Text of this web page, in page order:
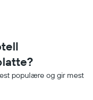
populære og gir mest